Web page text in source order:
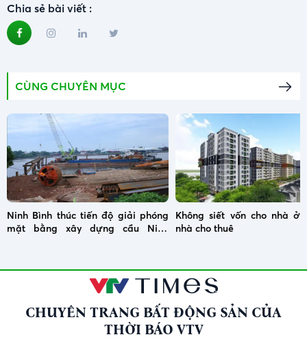
Chia sẻ bài viết :
CÙNG CHUYÊN MỤC
Ninh Bình thúc tiến độ giải phóng
mặt bằng xây dựng cầu Ninh
Không siết vốn cho nhà ở
nhà cho thuê
CHUYÊN TRANG BẤT ĐỘNG SẢN CỦA
THỜI BÁO VTV